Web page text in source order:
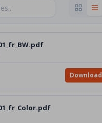
Download